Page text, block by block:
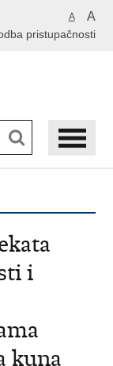
A A
pristupačnosti
i
kuna